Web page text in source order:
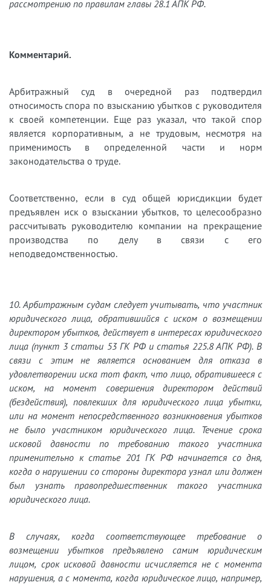
рассмотрению по правилам главы 28.1 АПК РФ.
Комментарий.
Арбитражный суд в очередной раз подтвердил
относимость спора по взысканию убытков с руководителя
к своей компетенции. Еще раз указал, что такой спор
является корпоративным, а не трудовым, несмотря на
применимость в определенной части и норм
законодательства о труде.
Соответственно, если в суд общей юрисдикции будет
предъявлен иск о взыскании убытков, то целесообразно
рассчитывать руководителю компании на прекращение
производства по делу в связи с его
неподведомственностью.
10. Арбитражным судам следует учитывать, что участник
юридического лица, обратившийся с иском о возмещении
директором убытков, действует в интересах юридического
лица (пункт 3 статьи 53 ГК РФ и статья 225.8 АПК РФ). В
связи с этим не является основанием для отказа в
удовлетворении иска тот факт, что лицо, обратившееся с
иском, на момент совершения директором действий
(бездействия), повлекших для юридического лица убытки,
или на момент непосредственного возникновения убытков
не было участником юридического лица. Течение срока
исковой давности по требованию такого участника
применительно к статье 201 ГК РФ начинается со дня,
когда о нарушении со стороны директора узнал или должен
был узнать правопредшественник такого участника
юридического лица.
В случаях, когда соответствующее требование о
возмещении убытков предъявлено самим юридическим
лицом, срок исковой давности исчисляется не с момента
нарушения, а с момента, когда юридическое лицо, например,